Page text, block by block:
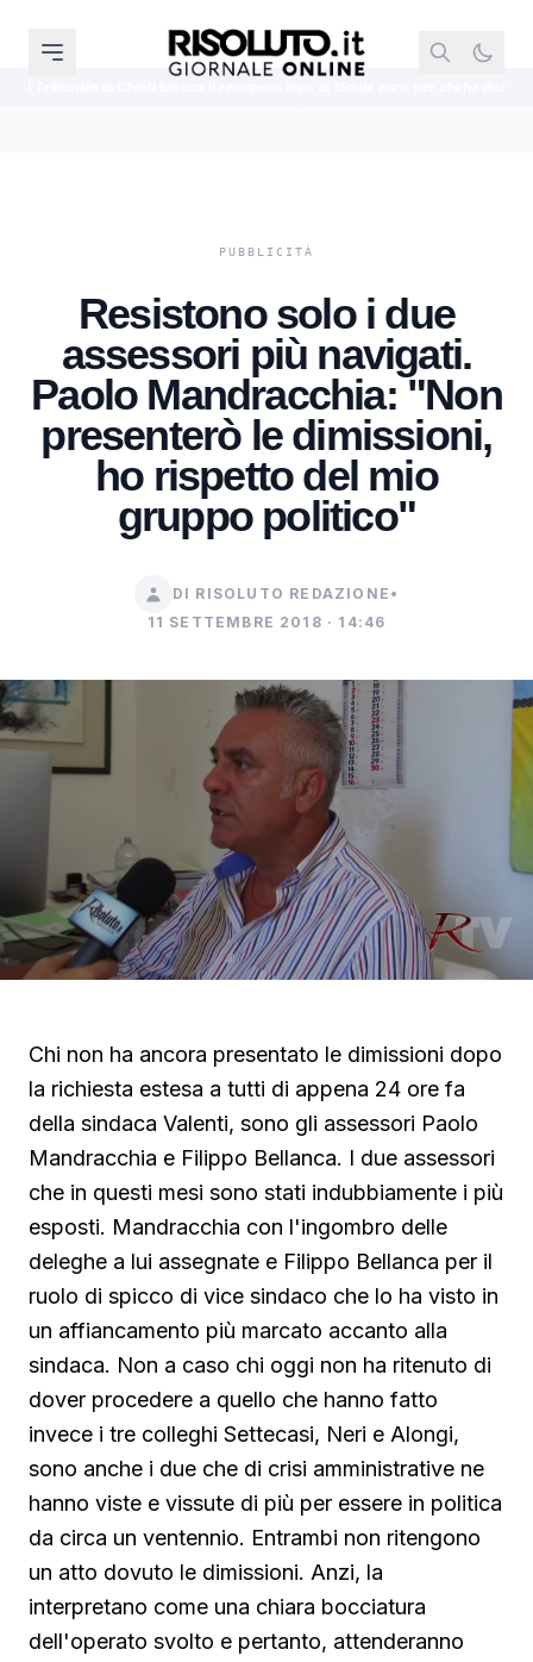
Resistono solo i due
assessori più navigati.
Paolo Mandracchia: "Non
presenterò le dimissioni,
ho rispetto del mio
gruppo politico"
DI RISOLUTO REDAZIONE •
11 SETTEMBRE 2018 · 14:46
Chi non ha ancora presentato le dimissioni dopo
la richiesta estesa a tutti di appena 24 ore fa
della sindaca Valenti, sono gli assessori Paolo
Mandracchia e Filippo Bellanca. I due assessori
che in questi mesi sono stati indubbiamente i più
esposti. Mandracchia con l'ingombro delle
deleghe a lui assegnate e Filippo Bellanca per il
ruolo di spicco di vice sindaco che lo ha visto in
un affiancamento più marcato accanto alla
sindaca. Non a caso chi oggi non ha ritenuto di
dover procedere a quello che hanno fatto
invece i tre colleghi Settecasi, Neri e Alongi,
sono anche i due che di crisi amministrative ne
hanno viste e vissute di più per essere in politica
da circa un ventennio. Entrambi non ritengono
un atto dovuto le dimissioni. Anzi, la
interpretano come una chiara bocciatura
dell'operato svolto e pertanto, attenderanno